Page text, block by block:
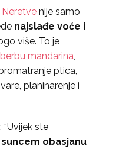
nije samo
najslađe voće i
više. To je
berbu mandarina,
ptica,
planinarenje i
ste
obasjanu